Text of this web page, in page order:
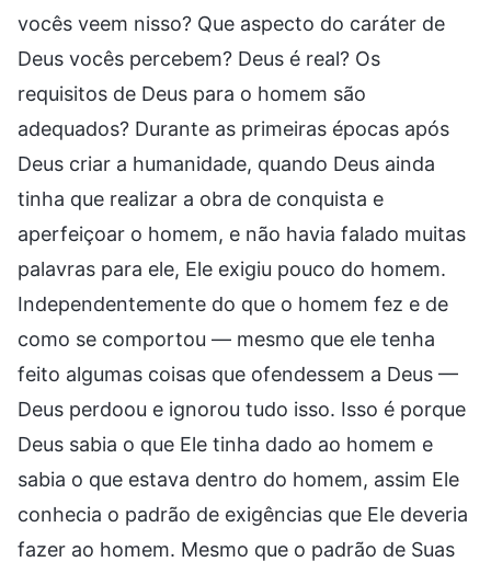
vocês veem nisso? Que aspecto do caráter de
Deus vocês percebem? Deus é real? Os
requisitos de Deus para o homem são
adequados? Durante as primeiras épocas após
Deus criar a humanidade, quando Deus ainda
tinha que realizar a obra de conquista e
aperfeiçoar o homem, e não havia falado muitas
palavras para ele, Ele exigiu pouco do homem.
Independentemente do que o homem fez e de
como se comportou — mesmo que ele tenha
feito algumas coisas que ofendessem a Deus —
Deus perdoou e ignorou tudo isso. Isso é porque
Deus sabia o que Ele tinha dado ao homem e
sabia o que estava dentro do homem, assim Ele
conhecia o padrão de exigências que Ele deveria
fazer ao homem. Mesmo que o padrão de Suas